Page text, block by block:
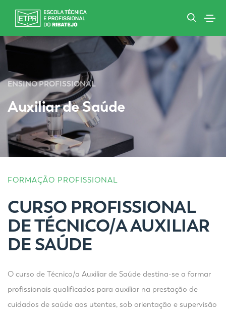
ENSINO PROFISSIONAL
Auxiliar de Saúde
FORMAÇÃO PROFISSIONAL
CURSO PROFISSIONAL
DE TÉCNICO/A AUXILIAR
DE SAÚDE
O curso de Técnico/a Auxiliar de Saúde destina-se a formar
profissionais qualificados para auxiliar na prestação de
cuidados de saúde aos utentes, sob orientação e supervisão